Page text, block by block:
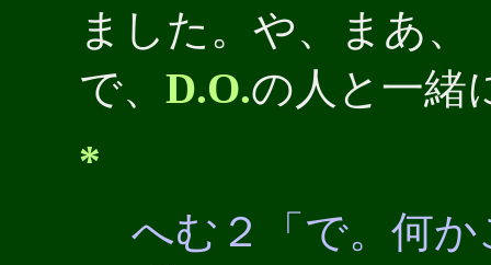
ました。や、まあ、
で、 D.O.の人と一緒
*
へむ２「で。何